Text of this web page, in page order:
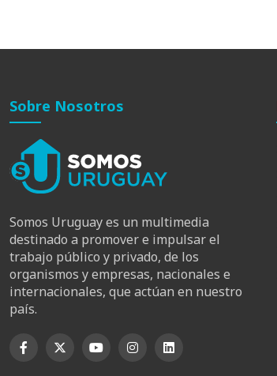
Sobre Nosotros
Somos Uruguay es un multimedia
destinado a promover e impulsar el
trabajo público y privado, de los
organismos y empresas, nacionales e
internacionales, que actúan en nuestro
país.